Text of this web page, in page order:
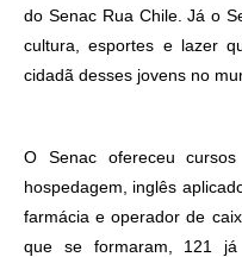
do Senac Rua Chile. Já o
cultura, esportes e lazer
cidadã desses jovens no
O Senac ofereceu
hospedagem, inglês
farmácia e operador de
que se formaram, 121